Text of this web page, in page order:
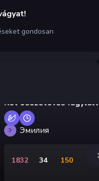
gondosan
Két összetevős fagylalt
Э Эмилия
1832 34 150